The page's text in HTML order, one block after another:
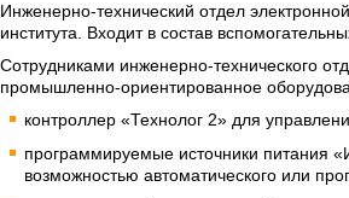
Инженерно-технический отдел
института. Входит в состав
Сотрудниками инженерно-технического
промышленно-ориентированное
контроллер «Технолог 2» для
программируемые источники питания
возможностью автоматического или